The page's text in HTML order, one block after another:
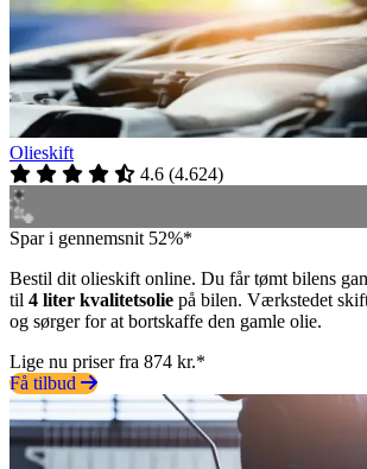
Olieskift
4.6 (4.624)
Spar i gennemsnit 52%*
Bestil dit olieskift online. Du får tømt bilens
til 4 liter kvalitetsolie på bilen. Værkstedet
og sørger for at bortskaffe den gamle olie.
Lige nu priser fra 874 kr.*
Få tilbud